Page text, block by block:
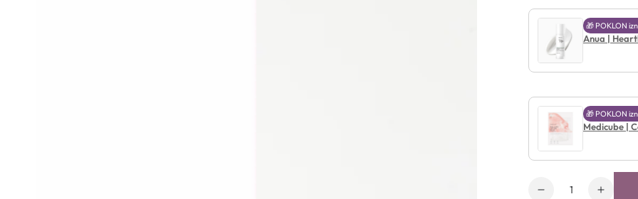
🎁 POKLON
Anua |
🎁 POKLON
Medicube |
Količina